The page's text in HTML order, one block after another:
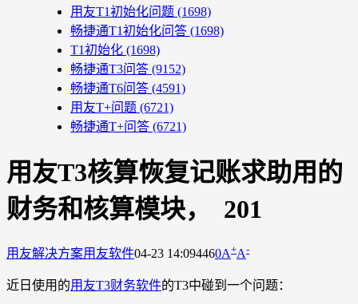
用友T1初始化问题 (1698)
畅捷通T1初始化问答 (1698)
T1初始化 (1698)
畅捷通T3问答 (9152)
畅捷通T6问答 (4591)
用友T+问题 (6721)
畅捷通T+问答 (6721)
用友T3核算恢复记账求助用的
财务和核算模块， 201
用友解决方案用友软件04-23 14:094460A+A-
近日使用的用友T3财务软件的T3中碰到一个问题：